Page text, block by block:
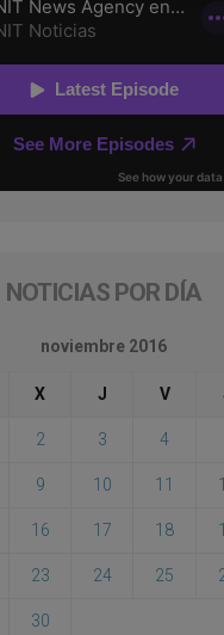
NOTICIAS POR DÍA
noviembre 2016
X J V
2 3 4
9 10 11
16 17 18
23 24 25
30